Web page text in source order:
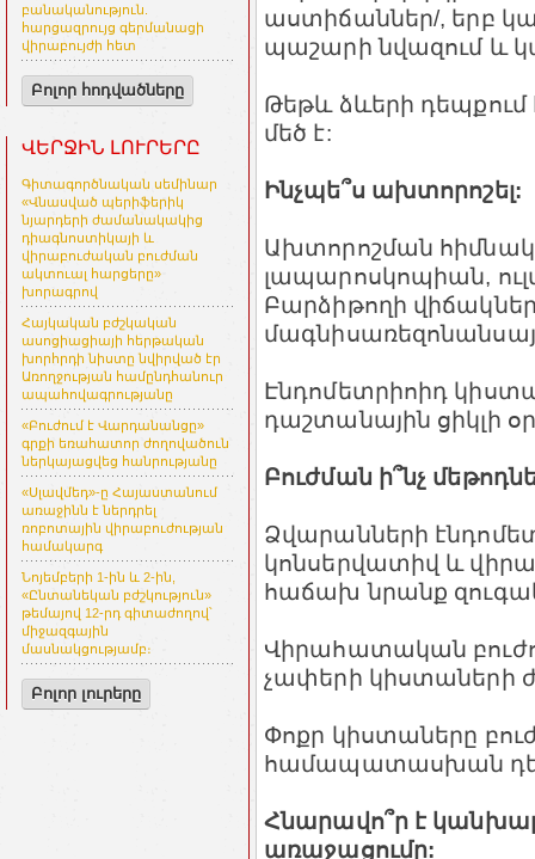
բանականություն.
հարցազրույց գերմանացի
վիրաբույժի հետ
Բոլոր հոդվածները
ՎԵՐՋԻՆ ԼՈՒՐԵՐԸ
Գիտագործնական սեմինար
«Վնասված պերիֆերիկ
նյարդերի ժամանակակից
դիագնոստիկայի և
վիրաբուժական բուժման
ակտուալ հարցերը»
խորագրով
Հայկական բժշկական
ասոցիացիայի հերթական
խորհրդի նիստը նվիրված էր
Առողջության համընդհանուր
ապահովագրությանը
«Բուժում է Վարդանանցը»
գրքի եռահատոր ժողովածուն
ներկայացվեց հանրությանը
«Սլավմեդ»-ը Հայաստանում
առաջինն է ներդրել
ռոբոտային վիրաբուժության
համակարգ
Նոյեմբերի 1-ին և 2-ին,
«Ընտանեկան բժշկություն»
թեմայով 12-րդ գիտաժողով՝
միջազգային
մասնակցությամբ։
Բոլոր լուրերը
աստիճաններ/, երբ
պաշարի նվազում և
Թեթև ձևերի դեպքում
մեծ է:
Ինչպե՞ս ախտորոշել:
Ախտորոշման
լապարոսկոպիան,
Բարձիթողի
Էնդոմետրիոիդ
դաշտանային ցիկլի
Բուժման ի՞նչ
Ձվարանների
կոնսերվատիվ և
հաճախ նրանք
Վիրահատական
չափերի կիստաների
Փոքր կիստաները
համապատասխան
Հնարավո՞ր է
առաջացումը: